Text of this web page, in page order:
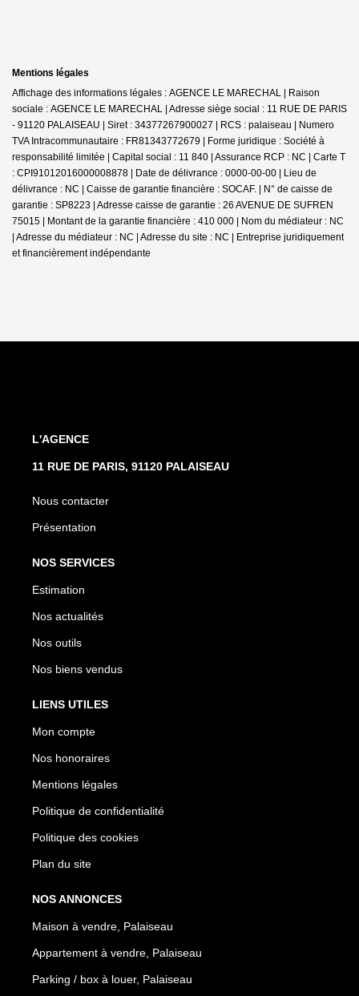
Mentions légales
Affichage des informations légales : AGENCE LE MARECHAL | Raison
sociale : AGENCE LE MARECHAL | Adresse siège social : 11 RUE DE PARIS
- 91120 PALAISEAU | Siret : 34377267900027 | RCS : palaiseau | Numero
TVA Intracommunautaire : FR81343772679 | Forme juridique : Société à
responsabilité limitée | Capital social : 11 840 | Assurance RCP : NC | Carte T
: CPI91012016000008878 | Date de délivrance : 0000-00-00 | Lieu de
délivrance : NC | Caisse de garantie financière : SOCAF. | N° de caisse de
garantie : SP8223 | Adresse caisse de garantie : 26 AVENUE DE SUFREN
75015 | Montant de la garantie financière : 410 000 | Nom du médiateur : NC
| Adresse du médiateur : NC | Adresse du site : NC | Entreprise juridiquement
et financièrement indépendante
L'AGENCE
11 RUE DE PARIS, 91120 PALAISEAU
Nous contacter
Présentation
NOS SERVICES
Estimation
Nos actualités
Nos outils
Nos biens vendus
LIENS UTILES
Mon compte
Nos honoraires
Mentions légales
Politique de confidentialité
Politique des cookies
Plan du site
NOS ANNONCES
Maison à vendre, Palaiseau
Appartement à vendre, Palaiseau
Parking / box à louer, Palaiseau